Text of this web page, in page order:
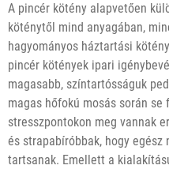
A pincér kötény alapvetően
köténytől mind anyagában,
hagyományos háztartási
pincér kötények ipari
magasabb, színtartósságuk
magas hőfokú mosás során
stresszpontokon meg vannak
és strapabíróbbak, hogy
tartsanak. Emellett a